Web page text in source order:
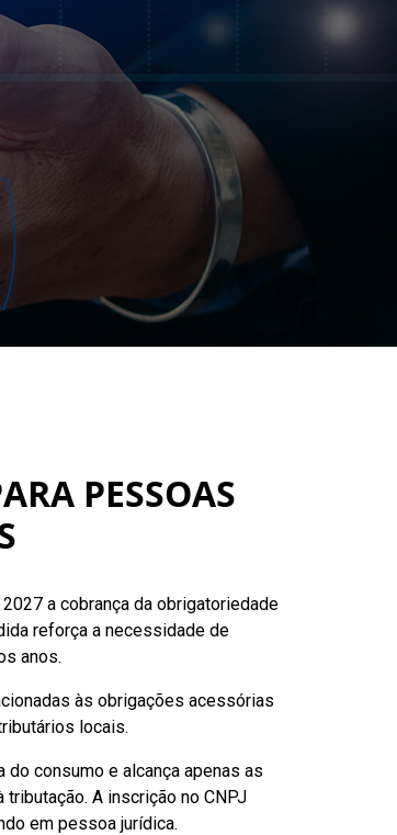
PESSOAS
a cobrança da obrigatoriedade
reforça a necessidade de
anos.
às obrigações acessórias
locais.
consumo e alcança apenas as
A inscrição no CNPJ
em pessoa jurídica.